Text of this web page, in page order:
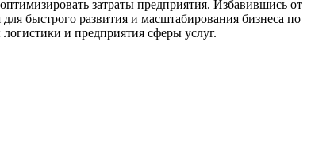
затраты предприятия. Избавившись от
быстрого развития и масштабирования бизнеса по
и предприятия сферы услуг.